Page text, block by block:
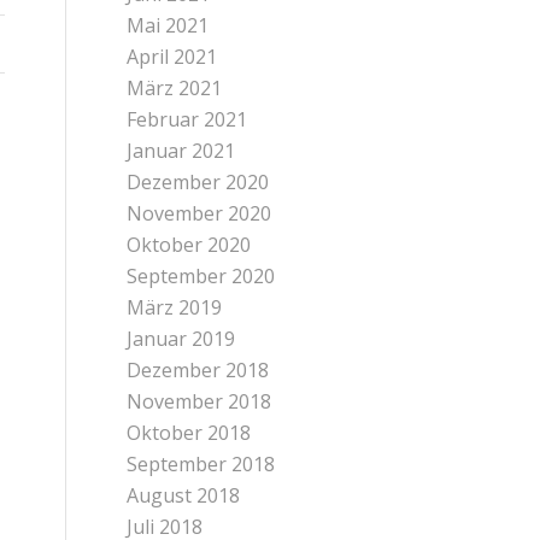
Mai 2021
April 2021
März 2021
Februar 2021
Januar 2021
Dezember 2020
November 2020
Oktober 2020
September 2020
März 2019
Januar 2019
Dezember 2018
November 2018
Oktober 2018
September 2018
August 2018
Juli 2018